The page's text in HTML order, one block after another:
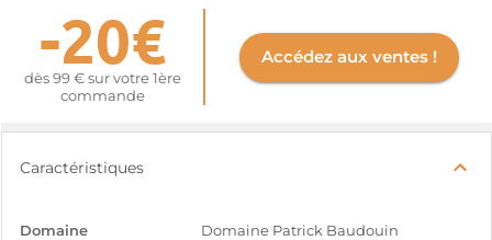
-20€
dès 99 € sur votre 1ère
commande
Accédez aux ventes !
Caractéristiques
Domaine Domaine Patrick Baudouin